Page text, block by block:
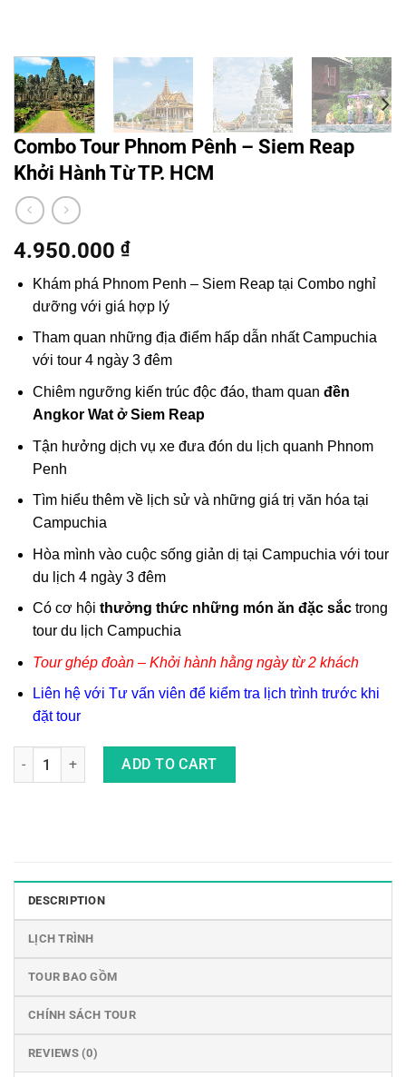
Combo Tour Phnom Pênh – Siem Reap
Khởi Hành Từ TP. HCM
4.950.000 ₫
Khám phá Phnom Penh – Siem Reaptại Combo nghỉ
dưỡng với giá hợp lý
Tham quan những địa điểm hấp dẫn nhấtCampuchia
với tour 4 ngày 3 đêm
Chiêm ngưỡng kiến trúc độc đáo, tham quan đền
Angkor Wat ởSiem Reap
Tận hưởng dịch vụ xe đưa đón du lịch quanh Phnom
Penh
Tìm hiểu thêm về lịch sử và những giá trị văn hóa tại
Campuchia
Hòa mình vào cuộc sống giản dị tại Campuchia với tour
du lịch 4 ngày 3 đêm
Có cơ hội thưởng thức những món ăn đặc sắctrong
tour du lịch Campuchia
Tour ghép đoàn – Khởi hành hằng ngày từ 2 khách
Liên hệ với Tư vấn viên để kiểm tra lịch trình trước khi
đặt tour
Combo Tour Phnom Pênh - Siem Reap Khởi Hành Từ TP. HCM
ADD TO CART
DESCRIPTION
LỊCH TRÌNH
TOUR BAO GỒM
CHÍNH SÁCH TOUR
REVIEWS (0)